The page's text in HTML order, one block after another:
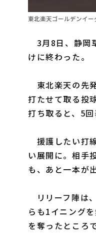
東北楽天ゴールデンイ
3月8日、静岡
けに終わった。
東北楽天の先
打たせて取る投
打ち取ると、5
援護したい打
い展開に。相手
も、あと一本が
リリーフ陣は
らも1イニング
を奪ったところ